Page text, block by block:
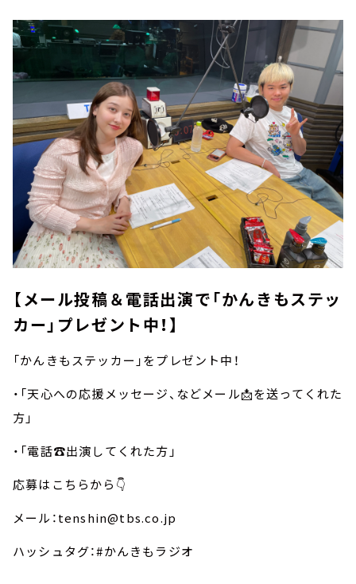
【メール投稿＆電話出演で「かんきもステッ
カー」プレゼント中！】
「かんきもステッカー」をプレゼント中！
・「天心への応援メッセージ、などメール📩を送ってくれた
方」
・「電話☎️出演してくれた方」
応募はこちらから👇
メール：tenshin@tbs.co.jp
ハッシュタグ：#かんきもラジオ